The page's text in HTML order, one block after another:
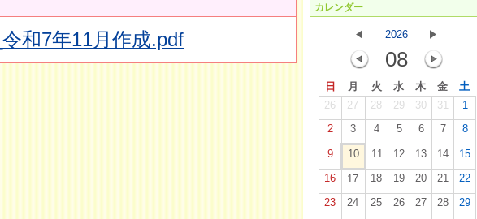
和7年11月作成.pdf
カレンダー
2026
08
日 月 火 水 木 金
土
26
27 28 29 30 31
1
2
3 4 5 6 7 8
9 10 11 12 13 14
15
16
17 18 19 20 21
22
23
24 25 26 27 28
29